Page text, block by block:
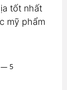
tốt nhất
mỹ phẩm
— 5